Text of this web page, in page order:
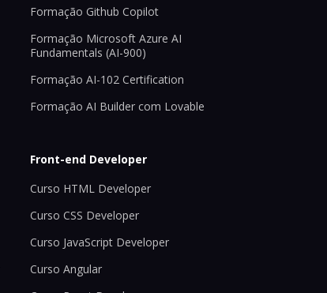
Formação Github Copilot
Formação Microsoft Azure AI
Fundamentals (AI-900)
Formação AI-102 Certification
Formação AI Builder com Lovable
Front-end Developer
Curso HTML Developer
Curso CSS Developer
Curso JavaScript Developer
Curso Angular